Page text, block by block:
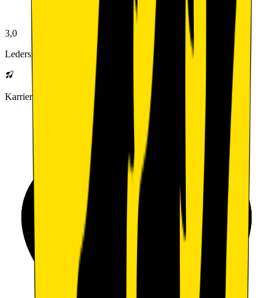
3,0
Lederskap
Karrieremuligheter